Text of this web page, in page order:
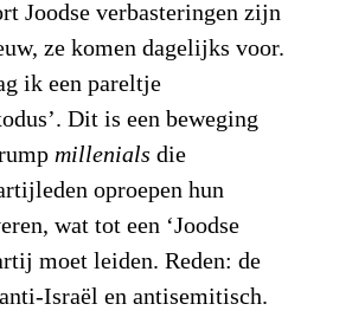
Joodse verbasteringen zijn
ze komen dagelijks voor.
ik een pareltje
Dit is een beweging
millenials die
oproepen hun
wat tot een ‘Joodse
moet leiden. Reden: de
Israël en antisemitisch.